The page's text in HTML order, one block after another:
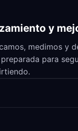
y
medimos y
para